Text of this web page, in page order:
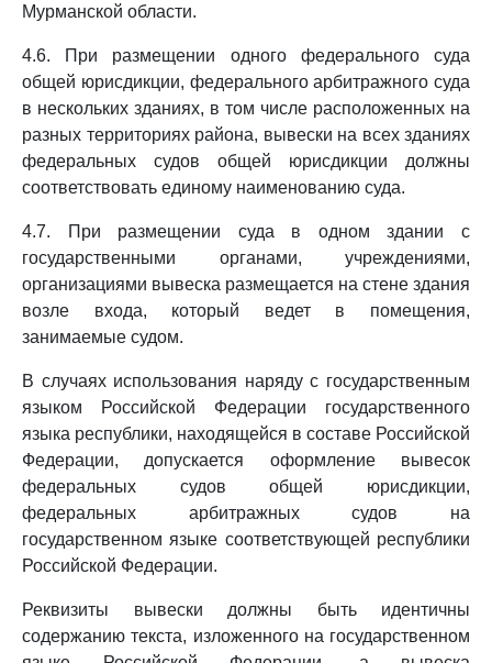
Мурманской области.
4.6. При размещении одного федерального суда
общей юрисдикции, федерального арбитражного суда
в нескольких зданиях, в том числе расположенных на
разных территориях района, вывески на всех зданиях
федеральных судов общей юрисдикции должны
соответствовать единому наименованию суда.
4.7. При размещении суда в одном здании с
государственными органами, учреждениями,
организациями вывеска размещается на стене здания
возле входа, который ведет в помещения,
занимаемые судом.
В случаях использования наряду с государственным
языком Российской Федерации государственного
языка республики, находящейся в составе Российской
Федерации, допускается оформление вывесок
федеральных судов общей юрисдикции,
федеральных арбитражных судов на
государственном языке соответствующей республики
Российской Федерации.
Реквизиты вывески должны быть идентичны
содержанию текста, изложенного на государственном